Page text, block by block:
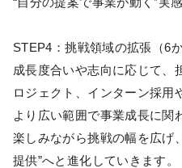
STEP4：挑戦領域の拡張（6か
成長度合いや志向に応じて、
ロジェクト、インターン採用
より広い範囲で事業成長に関
楽しみながら挑戦の幅を広げ
提供”へと進化していきます。